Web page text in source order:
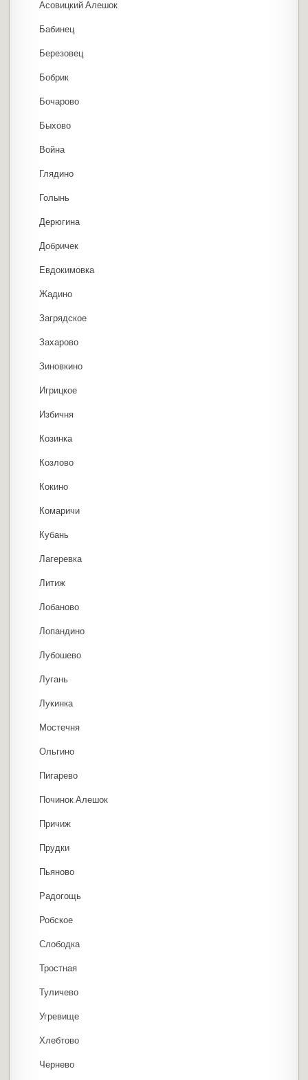
Асовицкий Алешок
Бабинец
Березовец
Бобрик
Бочарово
Быхово
Война
Глядино
Голынь
Дерюгина
Добричек
Евдокимовка
Жадино
Загрядское
Захарово
Зиновкино
Игрицкое
Избичня
Козинка
Козлово
Кокино
Комаричи
Кубань
Лагеревка
Литиж
Лобаново
Лопандино
Лубошево
Лугань
Лукинка
Мостечня
Ольгино
Пигарево
Починок Алешок
Причиж
Прудки
Пьяново
Радогощь
Робское
Слободка
Тростная
Туличево
Угревище
Хлебтово
Чернево